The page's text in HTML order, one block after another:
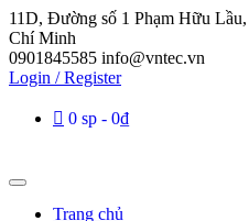
11D, Đường số 1 Phạm Hữu
Chí Minh
0901845585 info@vntec.vn
Login / Register
0 sp 0₫
Trang chủ